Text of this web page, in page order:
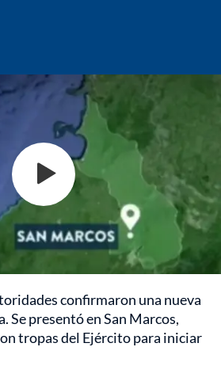
confirmaron una nueva
Se presentó en San Marcos,
tropas del Ejército para iniciar